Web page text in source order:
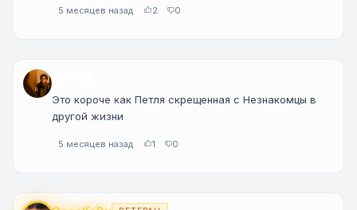
5 месяцев назад 2 0
Это короче как Петля скрещенная с Незнакомцы в
другой жизни
5 месяцев назад 1 0